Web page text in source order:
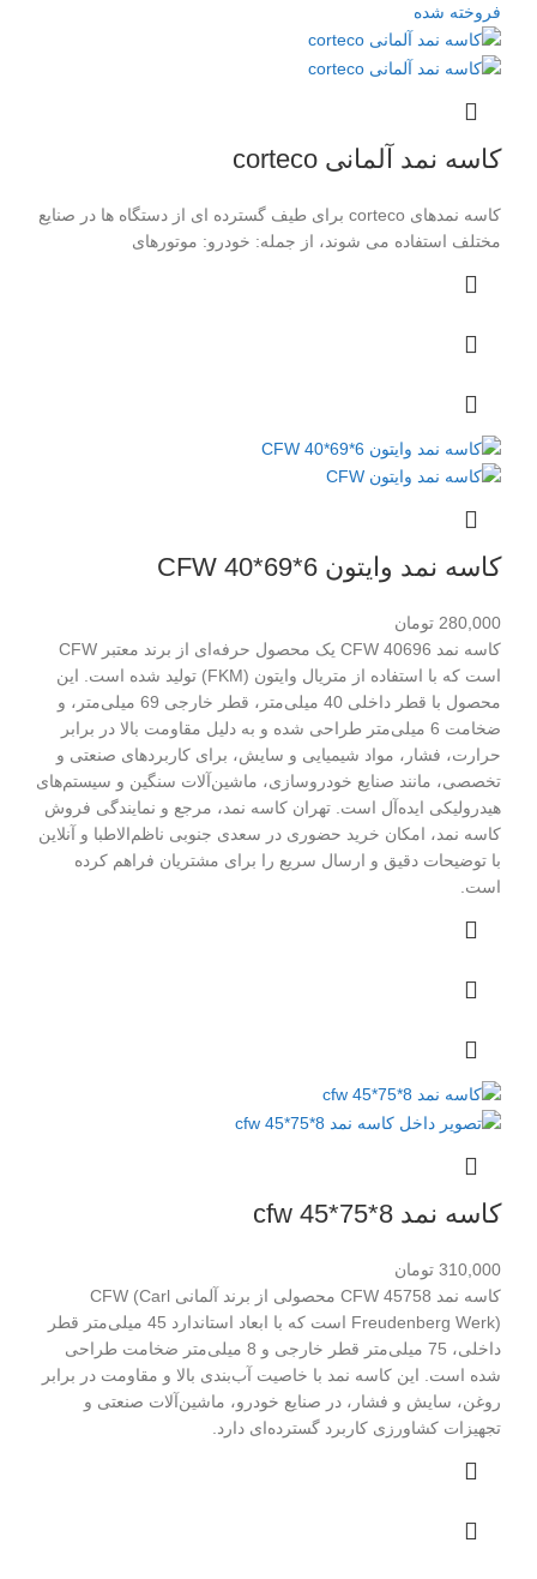
فروخته شده
کاسه نمد آلمانی corteco
کاسه نمدهای corteco برای طیف گسترده ای از دستگاه ها در صنایع
مختلف استفاده می شوند، از جمله: خودرو: موتورهای
کاسه نمد وایتون CFW 40*69*6
280,000 تومان
کاسه نمد CFW 40696 یک محصول حرفه‌ای از برند معتبر CFW
است که با استفاده از متریال وایتون (FKM) تولید شده است. این
محصول با قطر داخلی 40 میلی‌متر، قطر خارجی 69 میلی‌متر، و
ضخامت 6 میلی‌متر طراحی شده و به دلیل مقاومت بالا در برابر
حرارت، فشار، مواد شیمیایی و سایش، برای کاربردهای صنعتی و
تخصصی، مانند صنایع خودروسازی، ماشین‌آلات سنگین و سیستم‌های
هیدرولیکی ایده‌آل است. تهران کاسه نمد، مرجع و نمایندگی فروش
کاسه نمد، امکان خرید حضوری در سعدی جنوبی ناظم‌الاطبا و آنلاین
با توضیحات دقیق و ارسال سریع را برای مشتریان فراهم کرده
است.
کاسه نمد cfw 45*75*8
310,000 تومان
کاسه نمد CFW 45758 محصولی از برند آلمانی CFW (Carl
Freudenberg Werk) است که با ابعاد استاندارد 45 میلی‌متر قطر
داخلی، 75 میلی‌متر قطر خارجی و 8 میلی‌متر ضخامت طراحی
شده است. این کاسه نمد با خاصیت آب‌بندی بالا و مقاومت در برابر
روغن، سایش و فشار، در صنایع خودرو، ماشین‌آلات صنعتی و
تجهیزات کشاورزی کاربرد گسترده‌ای دارد.